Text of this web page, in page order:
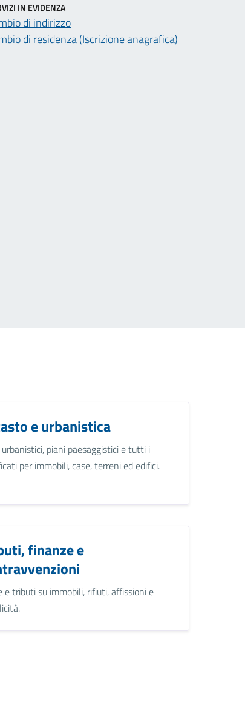
IN EVIDENZA
di indirizzo
di residenza (Iscrizione anagrafica)
e urbanistica
urbanistici, piani paesaggistici e tutti i
per immobili, case, terreni ed edifici.
finanze e
e tributi su immobili, rifiuti, affissioni e